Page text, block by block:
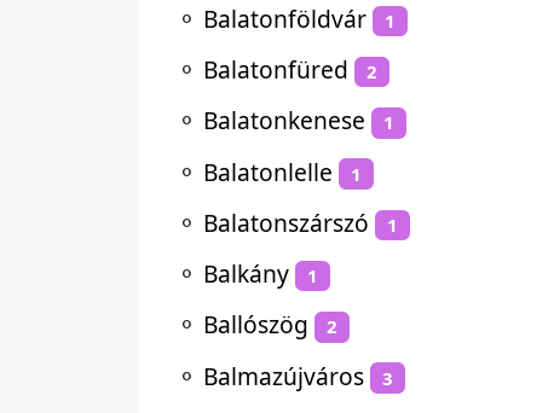
⚬ Balatonföldvár 1
⚬ Balatonfüred 2
⚬ Balatonkenese 1
⚬ Balatonlelle 1
⚬ Balatonszárszó 1
⚬ Balkány 1
⚬ Ballószög 2
⚬ Balmazújváros 3